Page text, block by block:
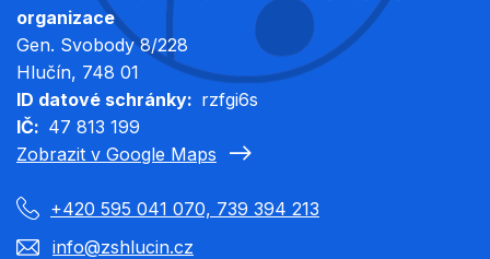
organizace
Gen. Svobody 8/228
Hlučín, 748 01
ID datové schránky
rzfgi6s
IČ
47 813 199
Zobrazit v Google Maps
+420 595 041 070, 739 394 213
info@zshlucin.cz